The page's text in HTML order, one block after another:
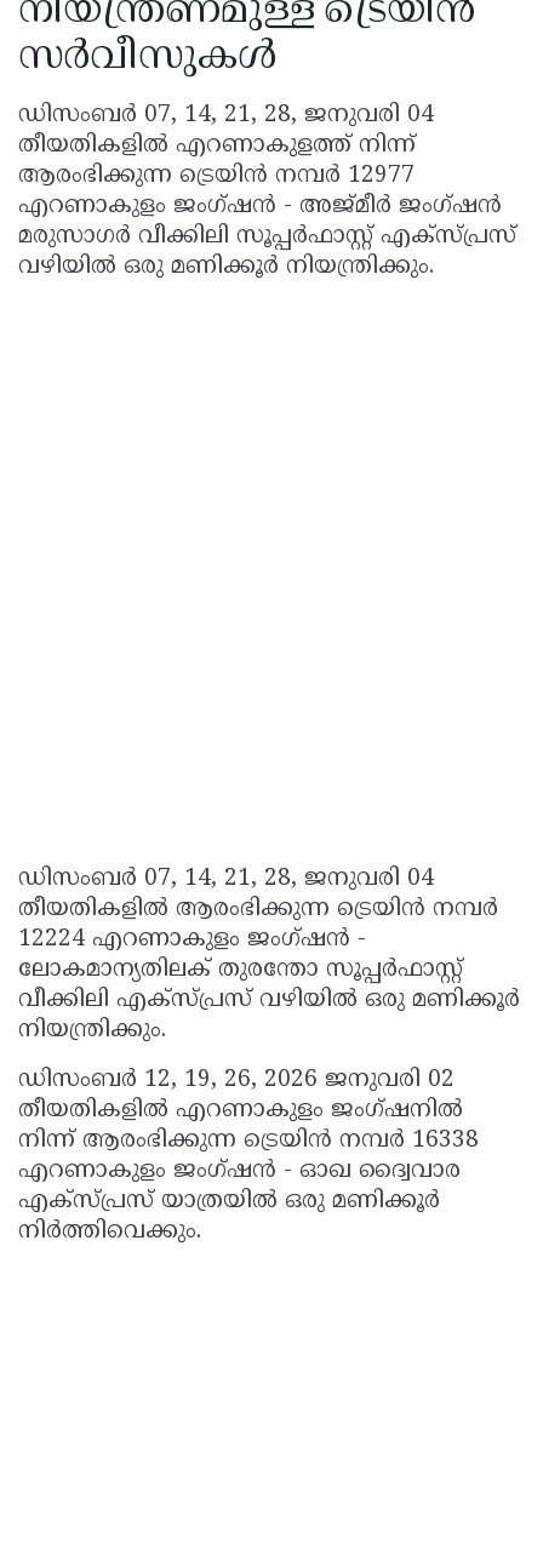
സർവീസുകൾ
ഡിസംബർ 07, 14, 21, 28, ജനുവരി 04
തീയതികളിൽ എറണാകുളത്ത് നിന്ന്
ആരംഭിക്കുന്ന ട്രെയിൻ നമ്പർ 12977
എറണാകുളം ജംഗ്ഷൻ - അജ്മീർ ജംഗ്ഷൻ
മരുസാഗർ വീക്കിലി സൂപ്പർഫാസ്റ്റ് എക്സ്പ്രസ്
വഴിയിൽ ഒരു മണിക്കൂർ നിയന്ത്രിക്കും.
ഡിസംബർ 07, 14, 21, 28, ജനുവരി 04
തീയതികളിൽ ആരംഭിക്കുന്ന ട്രെയിൻ നമ്പർ
12224 എറണാകുളം ജംഗ്ഷൻ -
ലോകമാന്യതിലക് തുരന്തോ സൂപ്പർഫാസ്റ്റ്
വീക്കിലി എക്സ്പ്രസ് വഴിയിൽ ഒരു മണിക്കൂർ
നിയന്ത്രിക്കും.
ഡിസംബർ 12, 19, 26, 2026 ജനുവരി 02
തീയതികളിൽ എറണാകുളം ജംഗ്ഷനിൽ
നിന്ന് ആരംഭിക്കുന്ന ട്രെയിൻ നമ്പർ 16338
എറണാകുളം ജംഗ്ഷൻ - ഓഖ ദ്വൈവാര
എക്സ്പ്രസ് യാത്രയിൽ ഒരു മണിക്കൂർ
നിർത്തിവെക്കും.